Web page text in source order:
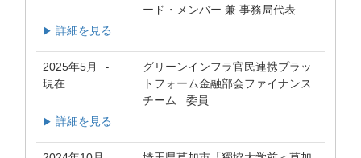
ード・メンバー 兼 事務局代表
▶ 詳細を見る
2025年5月 -
現在
グリーンインフラ官民連携プラッ
トフォーム金融部会ファイナンス
チーム 委員
▶ 詳細を見る